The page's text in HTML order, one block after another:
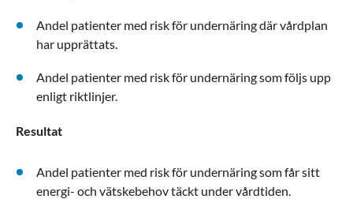
Andel patienter med risk för undernäring där vårdplan
har upprättats.
Andel patienter med risk för undernäring som följs upp
enligt riktlinjer.
Resultat
Andel patienter med risk för undernäring som får sitt
energi- och vätskebehov täckt under vårdtiden.